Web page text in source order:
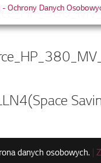
danych osobowych. |
Ochrony Danych